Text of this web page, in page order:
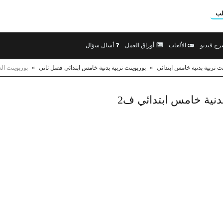
فيديو الألعاب أوراق العمل أسال سؤال
تربية بدنية خامس ابتدائي » بوربوينت تربية بدنية خامس ابتدائي فصل ثاني » بوربوينت
خامس ابتدائي ف2